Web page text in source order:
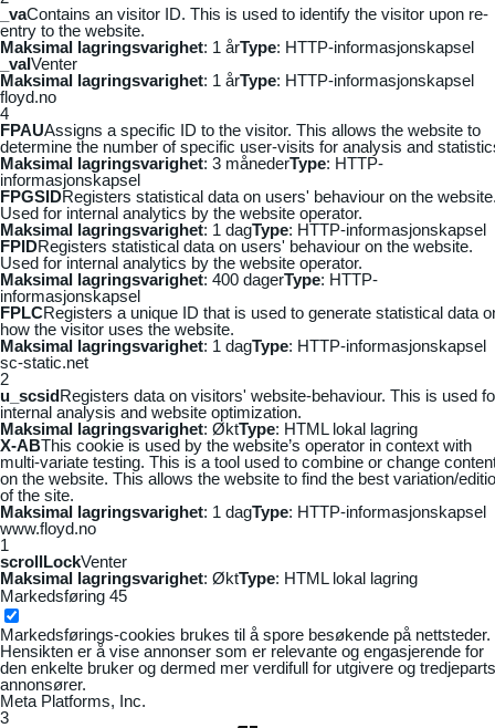
_vaContains an visitor ID. This is used to identify the visitor upon re-
entry to the website.
Maksimal lagringsvarighet: 1 årType: HTTP-informasjonskapsel
_vaIVenter
Maksimal lagringsvarighet: 1 årType: HTTP-informasjonskapsel
floyd.no
4
FPAUAssigns a specific ID to the visitor. This allows the website to
determine the number of specific user-visits for analysis and
Maksimal lagringsvarighet: 3 månederType: HTTP-
informasjonskapsel
FPGSIDRegisters statistical data on users' behaviour on the
Used for internal analytics by the website operator.
Maksimal lagringsvarighet: 1 dagType: HTTP-informasjonskapsel
FPIDRegisters statistical data on users' behaviour on the website.
Used for internal analytics by the website operator.
Maksimal lagringsvarighet: 400 dagerType: HTTP-
informasjonskapsel
FPLCRegisters a unique ID that is used to generate statistical data
how the visitor uses the website.
Maksimal lagringsvarighet: 1 dagType: HTTP-informasjonskapsel
sc-static.net
2
u_scsidRegisters data on visitors' website-behaviour. This is used
internal analysis and website optimization.
Maksimal lagringsvarighet: ØktType: HTML lokal lagring
X-ABThis cookie is used by the website’s operator in context with
multi-variate testing. This is a tool used to combine or change
on the website. This allows the website to find the best variation/
of the site.
Maksimal lagringsvarighet: 1 dagType: HTTP-informasjonskapsel
www.floyd.no
1
scrollLockVenter
Maksimal lagringsvarighet: ØktType: HTML lokal lagring
Markedsføring 45
Markedsførings-cookies brukes til å spore besøkende på nettsteder.
Hensikten er å vise annonser som er relevante og engasjerende for
den enkelte bruker og dermed mer verdifull for utgivere og tredjeparts
annonsører.
Meta Platforms, Inc.
3